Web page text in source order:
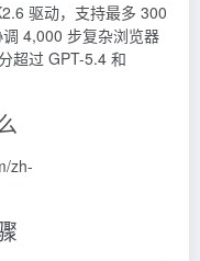
驱动，支持最多 300
4,000 步复杂浏览器
超过 GPT-5.4 和
zh-